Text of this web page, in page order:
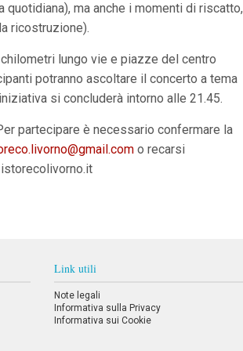
ma anche i momenti di riscatto,
ricostruzione).
lungo vie e piazze del centro
potranno ascoltare il concerto a tema
si concluderà intorno alle 21.45.
partecipare è necessario confermare la
o recarsi
Link utili
Note legali
Informativa sulla Privacy
Informativa sui Cookie